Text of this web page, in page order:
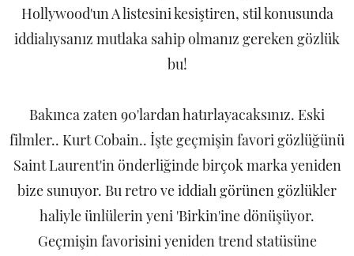
Hollywood'un A listesini kesiştiren, stil konusunda
iddialıysanız mutlaka sahip olmanız gereken gözlük
bu!
Bakınca zaten 90'lardan hatırlayacaksınız. Eski
filmler.. Kurt Cobain.. İşte geçmişin favori gözlüğünü
Saint Laurent'in önderliğinde birçok marka yeniden
bize sunuyor. Bu retro ve iddialı görünen gözlükler
haliyle ünlülerin yeni 'Birkin'ine dönüşüyor.
Geçmişin favorisini yeniden trend statüsüne